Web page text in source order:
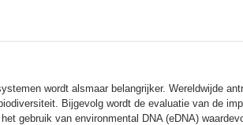
wordt alsmaar belangrijker. Wereldwijde
Bijgevolg wordt de evaluatie van de
gebruik van environmental DNA (eDNA)